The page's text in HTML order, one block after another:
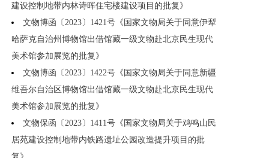
建设控制地带内林诗晖住宅楼建设项目的批复》
文物博函〔2023〕1421号《国家文物局关于同意伊犁
哈萨克自治州博物馆出借馆藏一级文物赴北京民生现代
美术馆参加展览的批复》
文物博函〔2023〕1422号《国家文物局关于同意新疆
维吾尔自治区博物馆出借馆藏一级文物赴北京民生现代
美术馆参加展览的批复》
文物保函〔2023〕1411号《国家文物局关于鸡鸣山民
居苑建设控制地带内铁路遗址公园改造提升项目的批